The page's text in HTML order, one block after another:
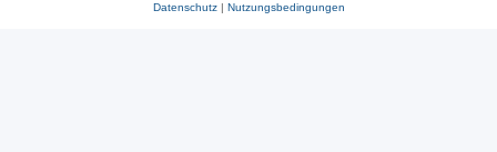
Datenschutz| Nutzungsbedingungen